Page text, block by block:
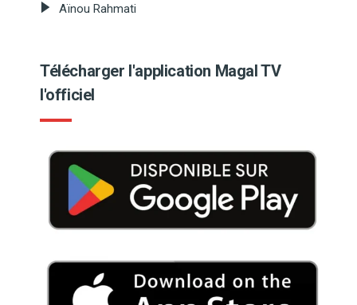
Aïnou Rahmati
Télécharger l'application Magal TV
l'officiel